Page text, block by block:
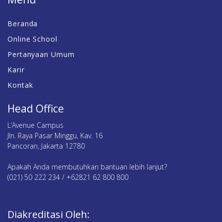
Beranda
Online School
Pertanyaan Umum
Karir
Kontak
Head Office
L’Avenue Campus
Jln. Raya Pasar Minggu, Kav. 16
Pancoran, Jakarta 12780
Apakah Anda membutuhkan bantuan lebih lanjut?
(021) 50 222 234 / +62821 62 800 800
Diakreditasi Oleh: